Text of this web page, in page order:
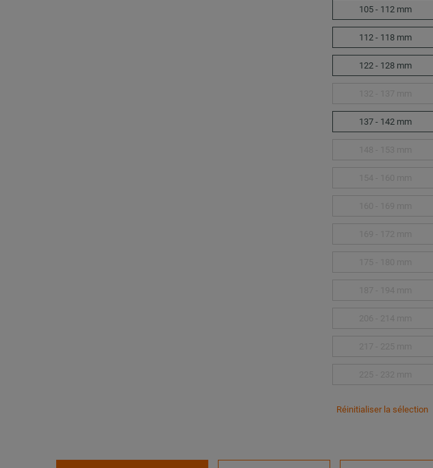
105 - 112 mm
112 - 118 mm
122 - 128 mm
137 - 142 mm
Réinitialiser la sélection